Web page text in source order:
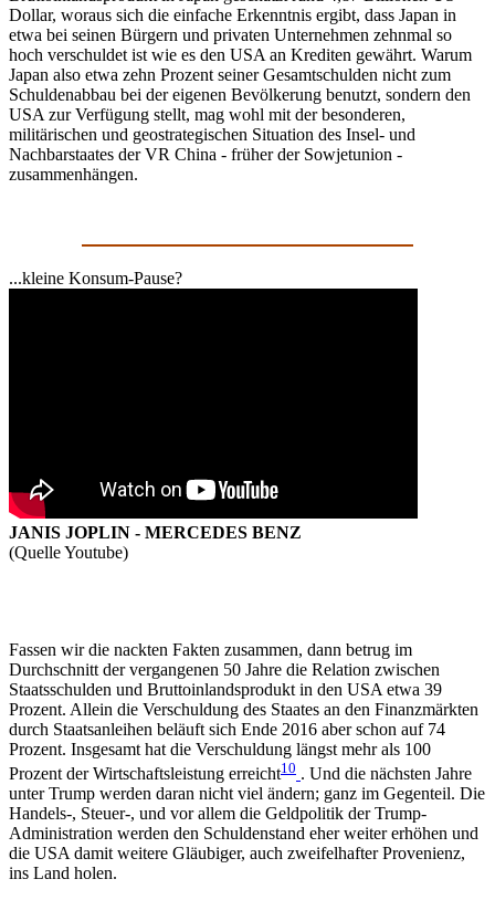
Dollar, woraus sich die einfache Erkenntnis ergibt, dass Japan in
etwa bei seinen Bürgern und privaten Unternehmen zehnmal so
hoch verschuldet ist wie es den USA an Krediten gewährt. Warum
Japan also etwa zehn Prozent seiner Gesamtschulden nicht zum
Schuldenabbau bei der eigenen Bevölkerung benutzt, sondern den
USA zur Verfügung stellt, mag wohl mit der besonderen,
militärischen und geostrategischen Situation des Insel- und
Nachbarstaates der VR China - früher der Sowjetunion -
zusammenhängen.
...kleine Konsum-Pause?
JANIS JOPLIN - MERCEDES BENZ
(Quelle Youtube)
Fassen wir die nackten Fakten zusammen, dann betrug im
Durchschnitt der vergangenen 50 Jahre die Relation zwischen
Staatsschulden und Bruttoinlandsprodukt in den USA etwa 39
Prozent. Allein die Verschuldung des Staates an den Finanzmärkten
durch Staatsanleihen beläuft sich Ende 2016 aber schon auf 74
Prozent. Insgesamt hat die Verschuldung längst mehr als 100
Prozent der Wirtschaftsleistung erreicht10 . Und die nächsten Jahre
unter Trump werden daran nicht viel ändern; ganz im Gegenteil. Die
Handels-, Steuer-, und vor allem die Geldpolitik der Trump-
Administration werden den Schuldenstand eher weiter erhöhen und
die USA damit weitere Gläubiger, auch zweifelhafter Provenienz,
ins Land holen.